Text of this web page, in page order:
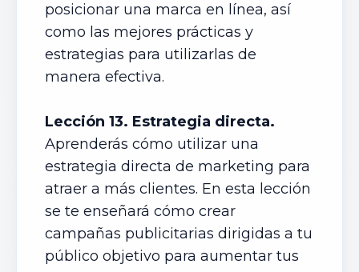
posicionar una marca en línea, así
como las mejores prácticas y
estrategias para utilizarlas de
manera efectiva.
Lección 13. Estrategia directa.
Aprenderás cómo utilizar una
estrategia directa de marketing para
atraer a más clientes. En esta lección
se te enseñará cómo crear
campañas publicitarias dirigidas a tu
público objetivo para aumentar tus